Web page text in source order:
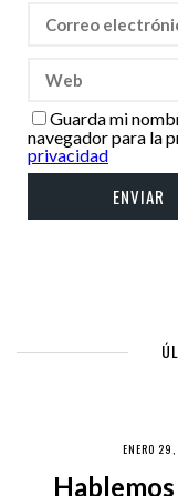
Guarda mi
navegador para la
privacidad
ENERO